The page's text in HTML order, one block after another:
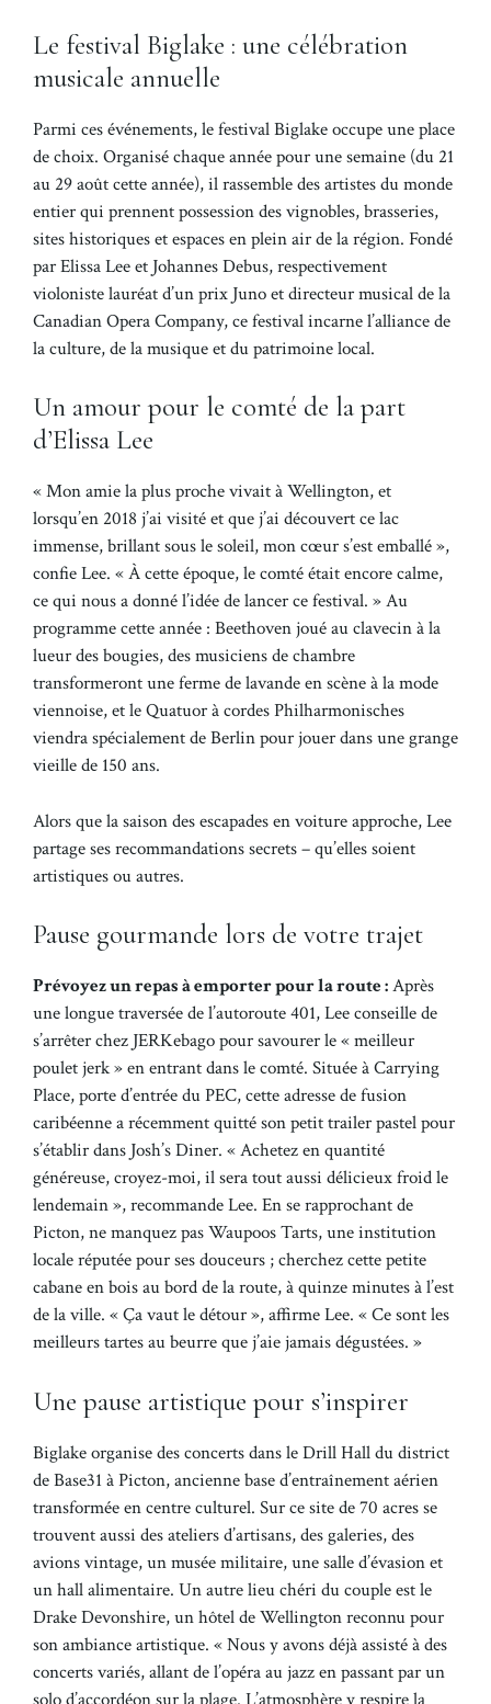
Le festival Biglake : une célébration
musicale annuelle
Parmi ces événements, le festival Biglake occupe une place
de choix. Organisé chaque année pour une semaine (du 21
au 29 août cette année), il rassemble des artistes du monde
entier qui prennent possession des vignobles, brasseries,
sites historiques et espaces en plein air de la région. Fondé
par Elissa Lee et Johannes Debus, respectivement
violoniste lauréat d’un prix Juno et directeur musical de la
Canadian Opera Company, ce festival incarne l’alliance de
la culture, de la musique et du patrimoine local.
Un amour pour le comté de la part
d’Elissa Lee
« Mon amie la plus proche vivait à Wellington, et
lorsqu’en 2018 j’ai visité et que j’ai découvert ce lac
immense, brillant sous le soleil, mon cœur s’est emballé »,
confie Lee. « À cette époque, le comté était encore calme,
ce qui nous a donné l’idée de lancer ce festival. » Au
programme cette année : Beethoven joué au clavecin à la
lueur des bougies, des musiciens de chambre
transformeront une ferme de lavande en scène à la mode
viennoise, et le Quatuor à cordes Philharmonisches
viendra spécialement de Berlin pour jouer dans une grange
vieille de 150 ans.
Alors que la saison des escapades en voiture approche, Lee
partage ses recommandations secrets – qu’elles soient
artistiques ou autres.
Pause gourmande lors de votre trajet
Prévoyez un repas à emporter pour la route :Après
une longue traversée de l’autoroute 401, Lee conseille de
s’arrêter chez JERKebago pour savourer le « meilleur
poulet jerk » en entrant dans le comté. Située à Carrying
Place, porte d’entrée du PEC, cette adresse de fusion
caribéenne a récemment quitté son petit trailer pastel pour
s’établir dans Josh’s Diner. « Achetez en quantité
généreuse, croyez-moi, il sera tout aussi délicieux froid le
lendemain », recommande Lee. En se rapprochant de
Picton, ne manquez pas Waupoos Tarts, une institution
locale réputée pour ses douceurs ; cherchez cette petite
cabane en bois au bord de la route, à quinze minutes à l’est
de la ville. « Ça vaut le détour », affirme Lee. « Ce sont les
meilleurs tartes au beurre que j’aie jamais dégustées. »
Une pause artistique pour s’inspirer
Biglake organise des concerts dans le Drill Hall du district
de Base31 à Picton, ancienne base d’entraînement aérien
transformée en centre culturel. Sur ce site de 70 acres se
trouvent aussi des ateliers d’artisans, des galeries, des
avions vintage, un musée militaire, une salle d’évasion et
un hall alimentaire. Un autre lieu chéri du couple est le
Drake Devonshire, un hôtel de Wellington reconnu pour
son ambiance artistique. « Nous y avons déjà assisté à des
concerts variés, allant de l’opéra au jazz en passant par un